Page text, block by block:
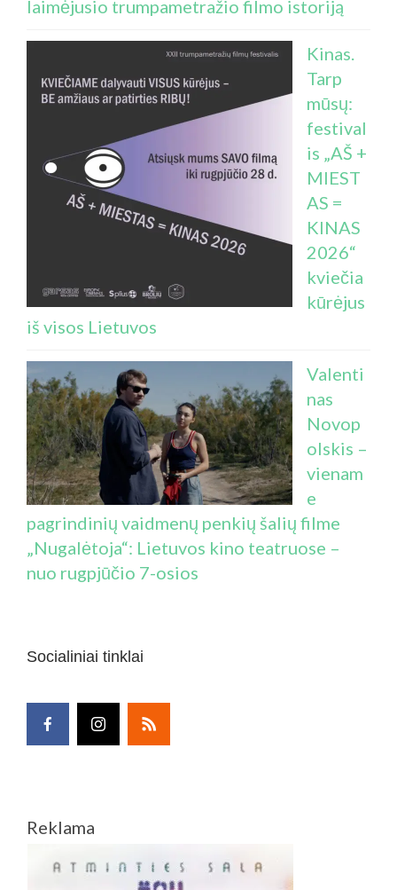
laimėjusio trumpametražio filmo istoriją
Kinas.
Tarp
mūsų:
festival
is „AŠ +
MIEST
AS =
KINAS
2026“
kviečia
kūrėjus
iš visos Lietuvos
Valenti
nas
Novop
olskis –
vienam
e
pagrindinių vaidmenų penkių šalių filme
„Nugalėtoja“: Lietuvos kino teatruose –
nuo rugpjūčio 7-osios
Socialiniai tinklai
Reklama